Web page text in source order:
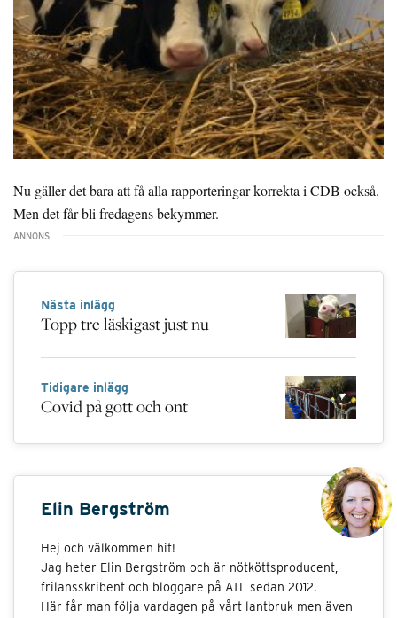
Nu gäller det bara att få alla rapporteringar korrekta i CDB också.
Men det får bli fredagens bekymmer.
Nästa inlägg
Topp tre läskigast just nu
Tidigare inlägg
Covid på gott och ont
Elin Bergström
Hej och välkommen hit!
Jag heter Elin Bergström och är nötköttsproducent,
frilansskribent och bloggare på ATL sedan 2012.
Här får man följa vardagen på vårt lantbruk men även